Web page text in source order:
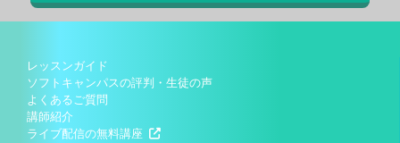
レッスンガイド
ソフトキャンパスの評判・生徒の声
よくあるご質問
講師紹介
ライブ配信の無料講座